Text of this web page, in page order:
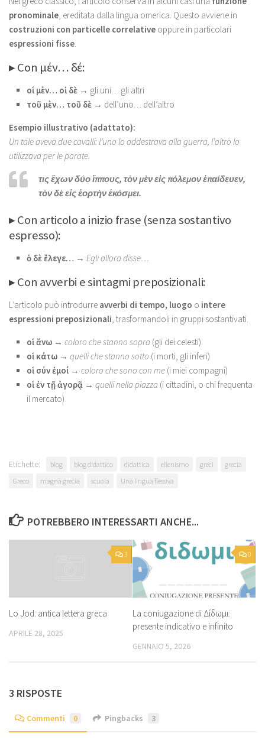
pronominale , ereditata dalla lingua omerica. Questo avviene in
costruzioni con particelle correlative oppure in particolari
espressioni fisse
▸ Con μέν… δέ:
οἱ μὲν… οἱ δὲ → gli uni… gli altri
τοῦ μὲν… τοῦ δὲ → dell’uno… dell’altro
Esempio illustrativo (adattato):
Un tale aveva due cavalli: l’uno lo addestrava alla guerra, l’altro lo
utilizzava per le parate.
τις ἔχων δύο ἵππους, τὸν μὲν εἰς πόλεμον ἐπαίδευεν,
τὸν δὲ εἰς ἐορτὴν ἐκόσμει.
▸ Con articolo a inizio frase (senza sostantivo
espresso):
ὁ δὲ ἔλεγε… → Egli allora disse…
▸ Con avverbi e sintagmi preposizionali:
L’articolo può introdurre avverbi di tempo, luogo o intere
espressioni preposizionali , trasformandoli in gruppi sostantivati.
οἱ ἄνω → coloro che stanno sopra (gli dei celesti)
οἱ κάτω → quelli che stanno sotto (i morti, gli inferi)
οἱ σύν ἐμοί → coloro che sono con me (i miei compagni)
οἱ ἐν τῇ ἀγορᾷ → quelli nella piazza (i cittadini, o chi frequenta
il mercato)
Etichette: blog blog didattico didattica ellenismo greci
grecia
Greco
magna grecia scuola Una lingua flessiva
POTREBBERO INTERESSARTI ANCHE...
3
Lo Jod: antica lettera greca
APRILE 28, 2025
0
La coniugazione di Δίδωμι:
presente indicativo e infinito
GENNAIO 5, 2026
3 RISPOSTE
Commenti 0 Pingbacks 3